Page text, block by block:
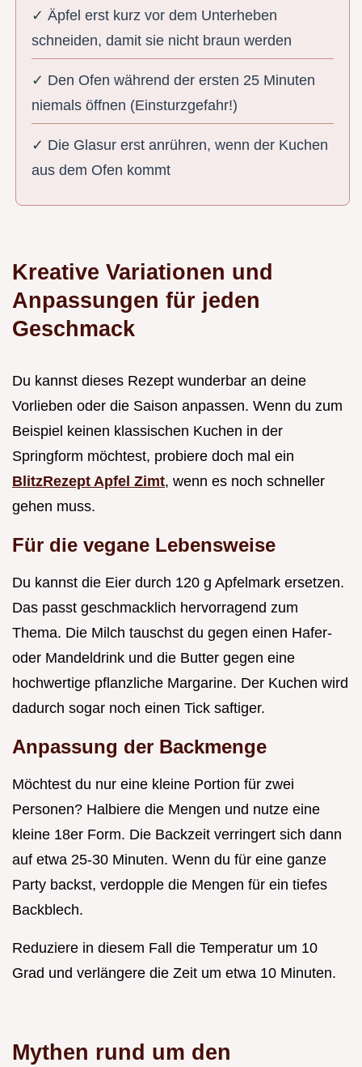
✓ Äpfel erst kurz vor dem Unterheben
schneiden, damit sie nicht braun werden
✓ Den Ofen während der ersten 25 Minuten
niemals öffnen (Einsturzgefahr!)
✓ Die Glasur erst anrühren, wenn der Kuchen
aus dem Ofen kommt
Kreative Variationen und
Anpassungen für jeden
Geschmack
Du kannst dieses Rezept wunderbar an deine
Vorlieben oder die Saison anpassen. Wenn du zum
Beispiel keinen klassischen Kuchen in der
Springform möchtest, probiere doch mal ein
BlitzRezept Apfel Zimt, wenn es noch schneller
gehen muss.
Für die vegane Lebensweise
Du kannst die Eier durch 120 g Apfelmark ersetzen.
Das passt geschmacklich hervorragend zum
Thema. Die Milch tauschst du gegen einen Hafer-
oder Mandeldrink und die Butter gegen eine
hochwertige pflanzliche Margarine. Der Kuchen wird
dadurch sogar noch einen Tick saftiger.
Anpassung der Backmenge
Möchtest du nur eine kleine Portion für zwei
Personen? Halbiere die Mengen und nutze eine
kleine 18er Form. Die Backzeit verringert sich dann
auf etwa 25-30 Minuten. Wenn du für eine ganze
Party backst, verdopple die Mengen für ein tiefes
Backblech.
Reduziere in diesem Fall die Temperatur um 10
Grad und verlängere die Zeit um etwa 10 Minuten.
Mythen rund um den